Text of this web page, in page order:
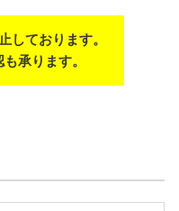
しております。
承ります。